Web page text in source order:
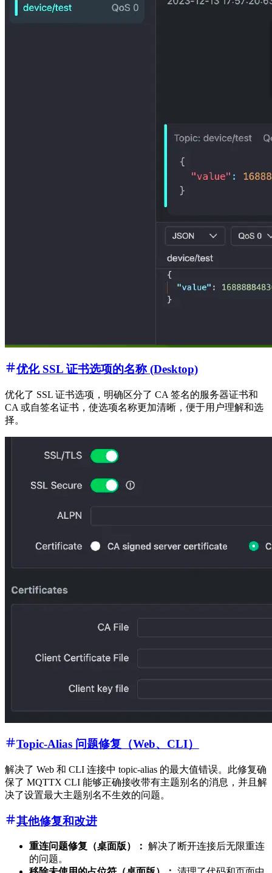
优化 SSL 证书选项的名称 (Desktop)
优化了 SSL 证书选项，明确区分了 CA 签名的服务器证书和
CA 或自签名证书，使选项名称更加清晰，便于用户理解和选
择。
Topic-Alias 问题修复（Web、CLI）
解决了 Web 和 CLI 连接中 topic-alias 的最大值错误。此修复确
保了 MQTTX CLI 能够正确接收带有主题别名的消息，并且解
决了设置最大主题别名不生效的问题。
其他修复和改进
重连问题修复（桌面版）： 解决了断开连接后无限重连
的问题。